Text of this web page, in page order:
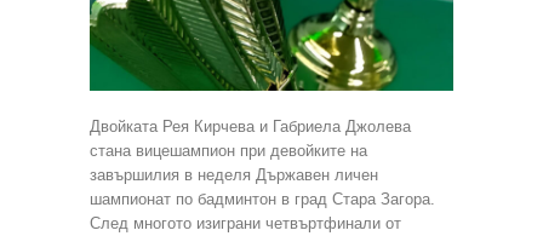
Двойката Рея Кирчева и Габриела Джолева
стана вицешампион при девойките на
завършилия в неделя Държавен личен
шампионат по бадминтон в град Стара Загора.
След многото изиграни четвъртфинали от